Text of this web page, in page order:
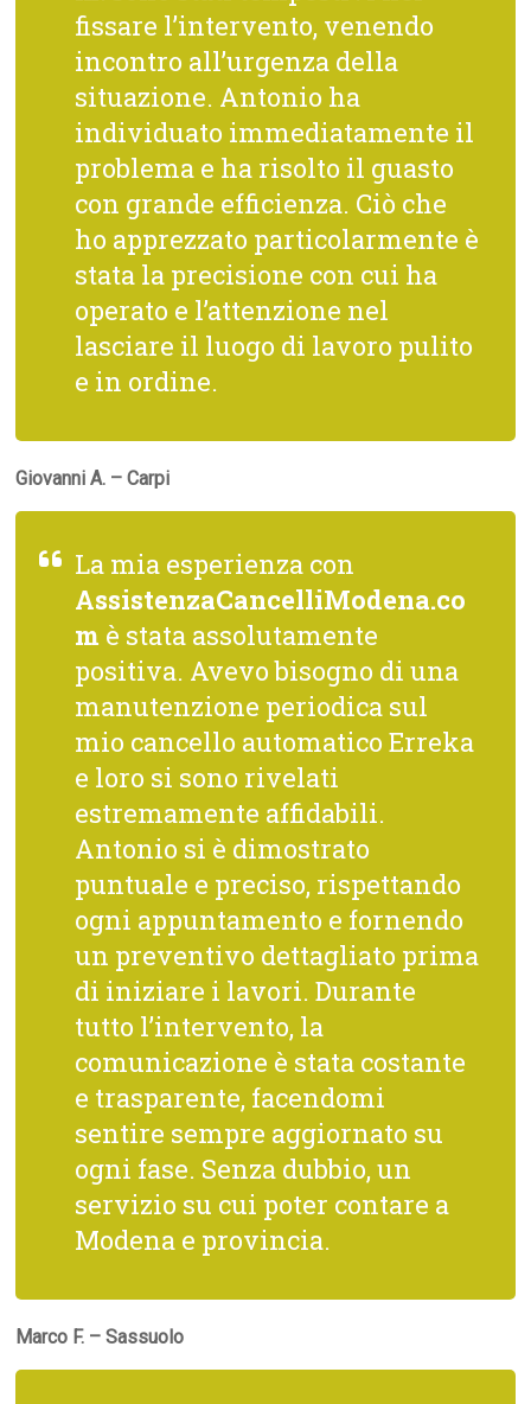
fissare l’intervento, venendo
incontro all’urgenza della
situazione. Antonio ha
individuato immediatamente il
problema e ha risolto il guasto
con grande efficienza. Ciò che
ho apprezzato particolarmente è
stata la precisione con cui ha
operato e l’attenzione nel
lasciare il luogo di lavoro pulito
e in ordine.
Giovanni A. – Carpi
La mia esperienza con
AssistenzaCancelliModena.co
m è stata assolutamente
positiva. Avevo bisogno di una
manutenzione periodica sul
mio cancello automatico Erreka
e loro si sono rivelati
estremamente affidabili.
Antonio si è dimostrato
puntuale e preciso, rispettando
ogni appuntamento e fornendo
un preventivo dettagliato prima
di iniziare i lavori. Durante
tutto l’intervento, la
comunicazione è stata costante
e trasparente, facendomi
sentire sempre aggiornato su
ogni fase. Senza dubbio, un
servizio su cui poter contare a
Modena e provincia.
Marco F. – Sassuolo